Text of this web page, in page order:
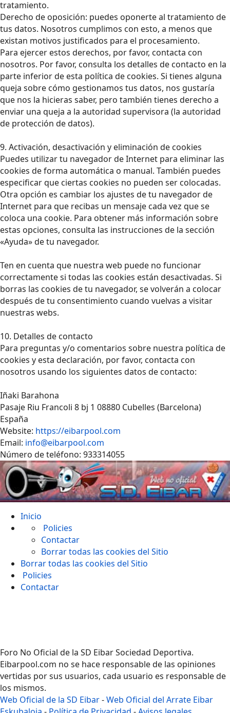
tratamiento.
Derecho de oposición: puedes oponerte al tratamiento de
tus datos. Nosotros cumplimos con esto, a menos que
existan motivos justificados para el procesamiento.
Para ejercer estos derechos, por favor, contacta con
nosotros. Por favor, consulta los detalles de contacto en la
parte inferior de esta política de cookies. Si tienes alguna
queja sobre cómo gestionamos tus datos, nos gustaría
que nos la hicieras saber, pero también tienes derecho a
enviar una queja a la autoridad supervisora (la autoridad
de protección de datos).
9. Activación, desactivación y eliminación de cookies
Puedes utilizar tu navegador de Internet para eliminar las
cookies de forma automática o manual. También puedes
especificar que ciertas cookies no pueden ser colocadas.
Otra opción es cambiar los ajustes de tu navegador de
Internet para que recibas un mensaje cada vez que se
coloca una cookie. Para obtener más información sobre
estas opciones, consulta las instrucciones de la sección
«Ayuda» de tu navegador.
Ten en cuenta que nuestra web puede no funcionar
correctamente si todas las cookies están desactivadas. Si
borras las cookies de tu navegador, se volverán a colocar
después de tu consentimiento cuando vuelvas a visitar
nuestras webs.
10. Detalles de contacto
Para preguntas y/o comentarios sobre nuestra política de
cookies y esta declaración, por favor, contacta con
nosotros usando los siguientes datos de contacto:
Iñaki Barahona
Pasaje Riu Francoli 8 bj 1 08880 Cubelles (Barcelona)
España
Website: https://eibarpool.com
Email: info@eibarpool.com
Número de teléfono: 933314055
Inicio
Policies
Contactar
Borrar todas las cookies del Sitio
Borrar todas las cookies del Sitio
Policies
Contactar
Foro No Oficial de la SD Eibar Sociedad Deportiva.
Eibarpool.com no se hace responsable de las opiniones
vertidas por sus usuarios, cada usuario es responsable de
los mismos.
Web Oficial de la SD Eibar-Web Oficial del Arrate Eibar